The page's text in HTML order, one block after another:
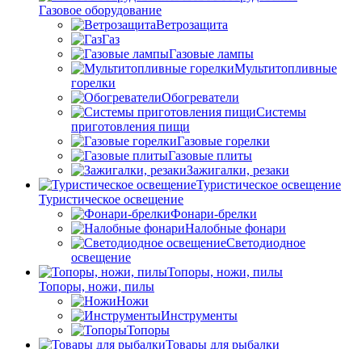
Газовое оборудование
Ветрозащита
Газ
Газовые лампы
Мультитопливные
горелки
Обогреватели
Системы
приготовления пищи
Газовые горелки
Газовые плиты
Зажигалки, резаки
Туристическое освещение
Туристическое освещение
Фонари-брелки
Налобные фонари
Светодиодное
освещение
Топоры, ножи, пилы
Топоры, ножи, пилы
Ножи
Инструменты
Топоры
Товары для рыбалки